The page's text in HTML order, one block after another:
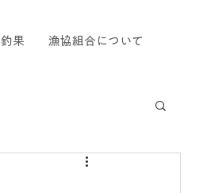
果 漁協組合について